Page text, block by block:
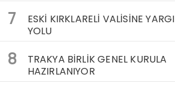
7
ESKİ KIRKLARELİ VALİSİNE YARGI
YOLU
8
TRAKYA BİRLİK GENEL KURULA
HAZIRLANIYOR